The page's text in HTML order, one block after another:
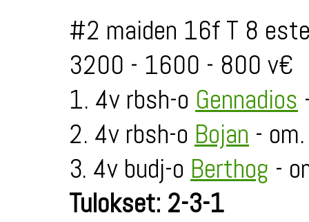
#2 maiden 16f T 8
3200 - 1600 - 800 v€
1. 4v rbsh-o Gennadios
2. 4v rbsh-o Bojan -
3. 4v budj-o Berthog -
Tulokset: 2-3-1